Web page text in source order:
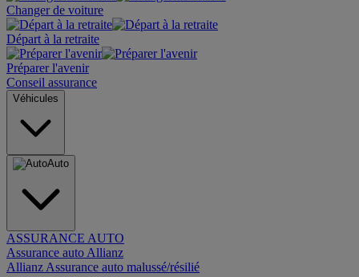
Changer de voiture
Départ à la retraite
Préparer l'avenir
Conseil assurance
Véhicules
Auto
ASSURANCE AUTO
Assurance auto Allianz
Allianz Assurance auto malussé/résilié